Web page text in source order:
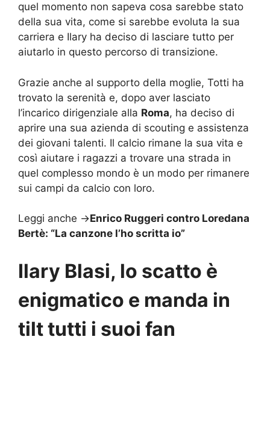
quel momento non sapeva cosa sarebbe stato
della sua vita, come si sarebbe evoluta la sua
carriera e Ilary ha deciso di lasciare tutto per
aiutarlo in questo percorso di transizione.
Grazie anche al supporto della moglie, Totti ha
trovato la serenità e, dopo aver lasciato
l’incarico dirigenziale alla Roma, ha deciso di
aprire una sua azienda di scouting e assistenza
dei giovani talenti. Il calcio rimane la sua vita e
così aiutare i ragazzi a trovare una strada in
quel complesso mondo è un modo per rimanere
sui campi da calcio con loro.
Leggi anche ->Enrico Ruggeri contro Loredana
Bertè: “La canzone l’ho scritta io”
Ilary Blasi, lo scatto è
enigmatico e manda in
tilt tutti i suoi fan